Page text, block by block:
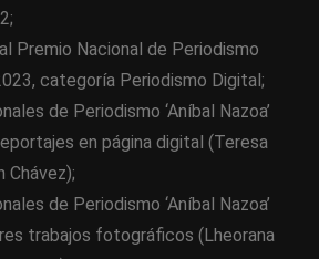
Premio Nacional de Periodismo
categoría Periodismo Digital;
de Periodismo ‘Aníbal Nazoa’
en página digital (Teresa
Chávez);
de Periodismo ‘Aníbal Nazoa’
trabajos fotográficos (Lheorana